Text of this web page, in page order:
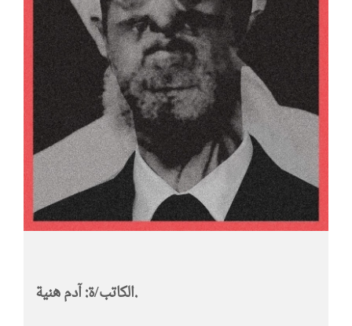
الكاتب/ة: آدم هنية.